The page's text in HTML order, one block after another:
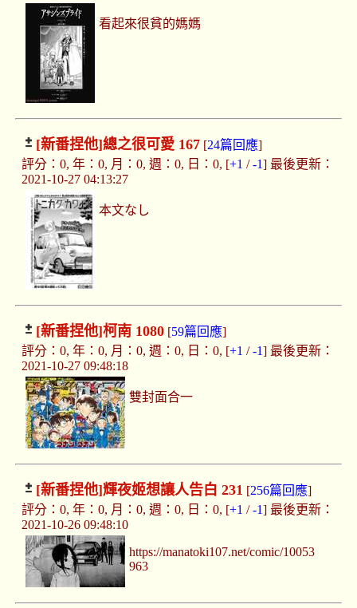
看起來很貧的媽媽
[新番捏他]總之很可愛 167[24篇回應]
評分：0, 年：0, 月：0, 週：0, 日：0, [+1 /-1] 最後更新：
2021-10-27 04:13:27
本文なし
[新番捏他]柯南 1080[59篇回應]
評分：0, 年：0, 月：0, 週：0, 日：0, [+1 /-1] 最後更新：
2021-10-27 09:48:18
雙封面合一
[新番捏他]輝夜姬想讓人告白 231 [256篇回應]
評分：0, 年：0, 月：0, 週：0, 日：0, [+1 /-1] 最後更新：
2021-10-26 09:48:10
https://manatoki107.net/comic/10053
963